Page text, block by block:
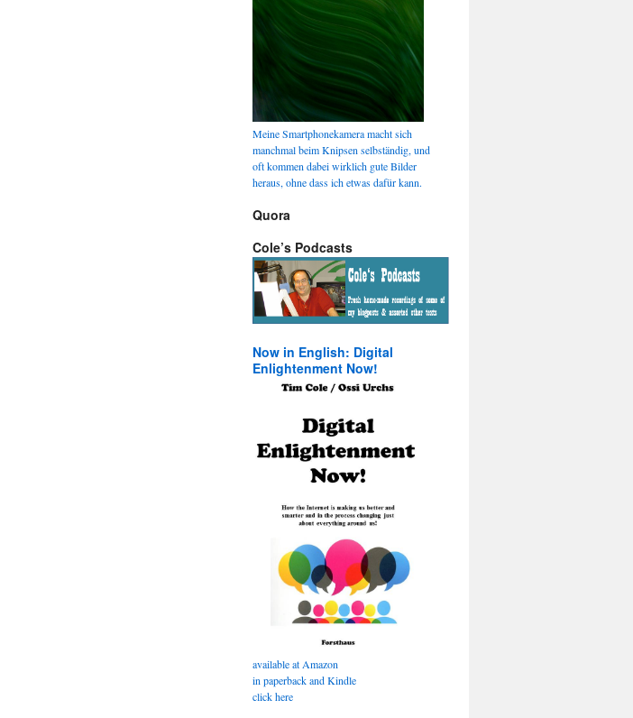
Meine Smartphonekamera macht sich
manchmal beim Knipsen selbständig, und
oft kommen dabei wirklich gute Bilder
heraus, ohne dass ich etwas dafür kann.
Quora
Cole’s Podcasts
Now in English: Digital
Enlightenment Now!
available at Amazon
in paperback and Kindle
click here